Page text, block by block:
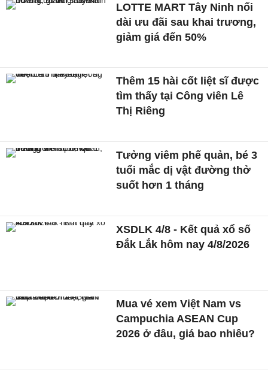
LOTTE MART Tây Ninh nối
dài ưu đãi sau khai trương,
giảm giá đến 50%
Thêm 15 hài cốt liệt sĩ được
tìm thấy tại Công viên Lê
Thị Riêng
Tưởng viêm phế quản, bé 3
tuổi mắc dị vật đường thở
suốt hơn 1 tháng
XSDLK 4/8 - Kết quả xổ số
Đắk Lắk hôm nay 4/8/2026
Mua vé xem Việt Nam vs
Campuchia ASEAN Cup
2026 ở đâu, giá bao nhiêu?